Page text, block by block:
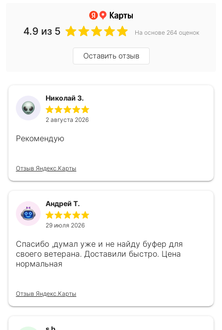
4.9 из 5 На основе 264 оценок
Оставить отзыв
Николай З.
2 августа 2026
Рекомендую
Отзыв Яндекс.Карты
Андрей Т.
29 июля 2026
Спасибо ,думал уже и не найду буфер для
своего ветерана. Доставили быстро. Цена
нормальная
Отзыв Яндекс.Карты